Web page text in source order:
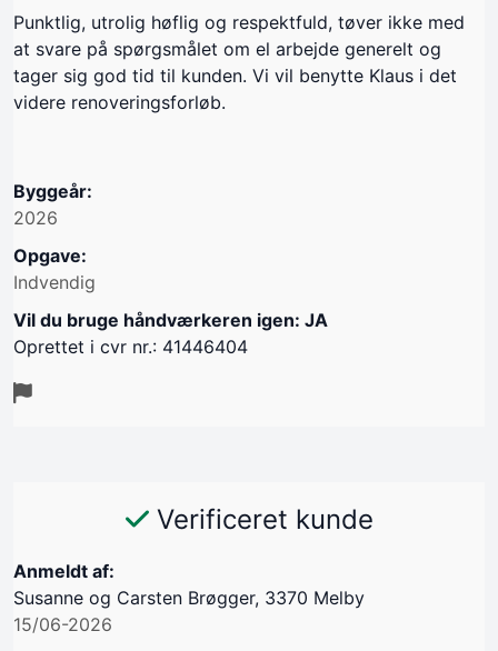
Punktlig, utrolig høflig og respektfuld, tøver ikke med
at svare på spørgsmålet om el arbejde generelt og
tager sig god tid til kunden. Vi vil benytte Klaus i det
videre renoveringsforløb.
Byggeår:
2026
Opgave:
Indvendig
Vil du bruge håndværkeren igen: JA
Oprettet i cvr nr.: 41446404
Verificeret kunde
Anmeldt af:
Susanne og Carsten Brøgger, 3370 Melby
15/06-2026